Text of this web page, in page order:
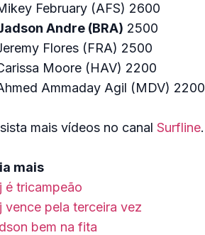
February (AFS) 2600
Andre (BRA) 2500
Flores (FRA) 2500
Moore (HAV) 2200
Ammaday Agil (MDV) 2200
mais vídeos no canal Surfline.
mais
é tricampeão
vence pela terceira vez
bem na fita